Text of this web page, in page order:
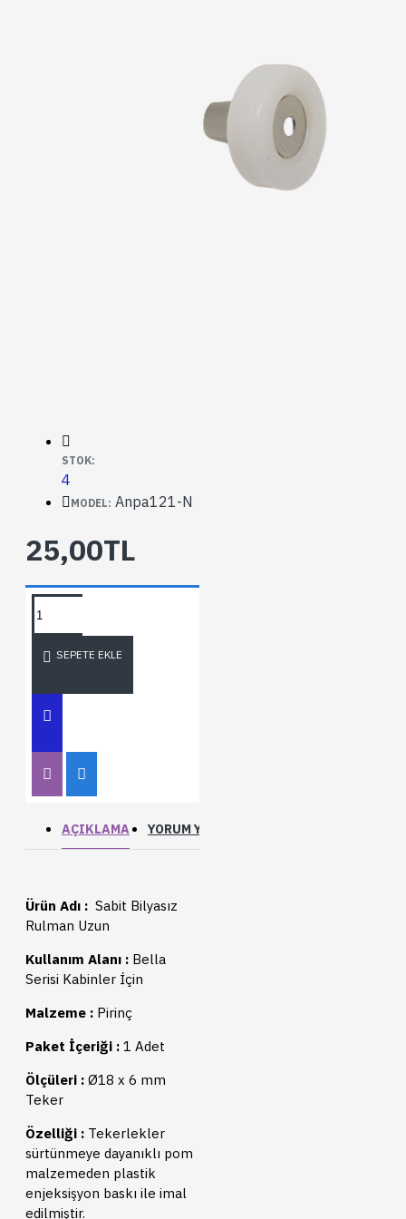
25,00TL
STOK:
4
MODEL: Anpa121-N
SEPETE EKLE
AÇIKLAMA YORUM YAP
Ürün Adı : Sabit Bilyasız
Rulman Uzun
Kullanım Alanı : Bella
Serisi Kabinler İçin
Malzeme : Pirinç
Paket İçeriği : 1 Adet
Ölçüleri : Ø18 x 6 mm
Teker
Özelliği : Tekerlekler
sürtünmeye dayanıklı pom
malzemeden plastik
enjeksişyon baskı ile imal
edilmiştir.